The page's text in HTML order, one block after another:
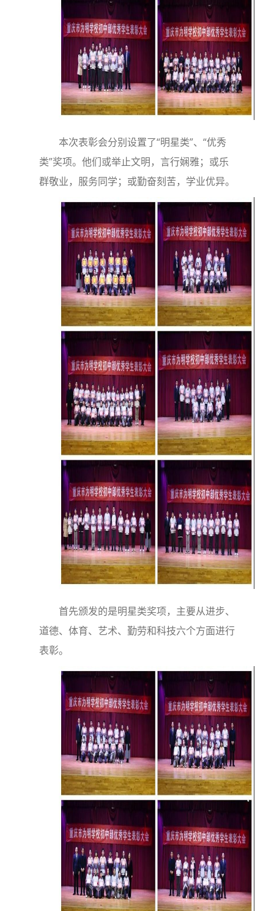
本次表彰会分别设置了“明星类”、“优秀
类”奖项。他们或举止文明，言行娴雅；或乐
群敬业，服务同学；或勤奋刻苦，学业优异。
首先颁发的是明星类奖项，主要从进步、
道德、体育、艺术、勤劳和科技六个方面进行
表彰。